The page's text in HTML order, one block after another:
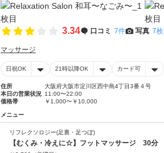
3.34 口コミ 7件 写真 7枚
マッサージ
日祝OK 21時以降OK カード可
住所
大阪府大阪市淀川区西中島4丁目3番４号
本日の営業状況 11:00〜22:00
価格帯
￥1,000〜￥10,000
メニュー
リフレクソロジー(足裏・足つぼ)
【むくみ・冷えに☆】フットマッサージ 30分